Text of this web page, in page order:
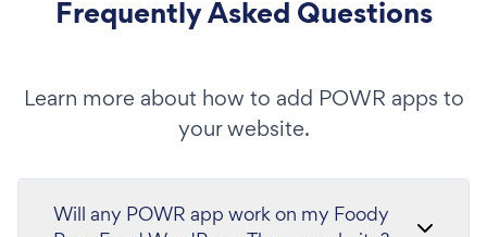
Frequently Asked Questions
Learn more about how to add POWR apps to
your website.
Will any POWR app work on my Foody